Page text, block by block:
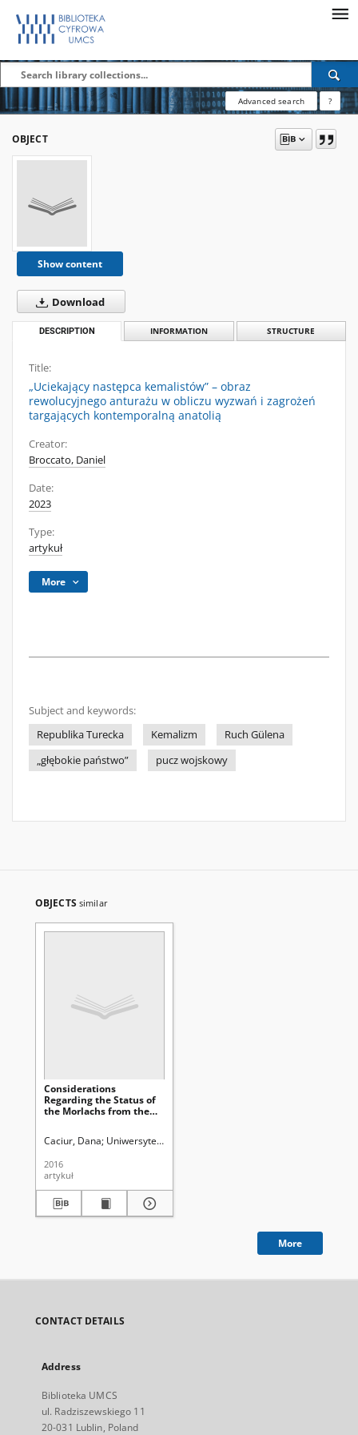
Advanced search ?
OBJECT
Show content
Download
DESCRIPTION INFORMATION STRUCTURE
Title:
„Uciekający następca kemalistów” – obraz
rewolucyjnego anturażu w obliczu wyzwań i zagrożeń
targających kontemporalną anatolią
Creator:
Broccato, Daniel
Date:
2023
Type:
artykuł
More
Subject and keywords:
Republika Turecka
Kemalizm
Ruch Gülena
„głębokie państwo”
pucz wojskowy
OBJECTS similar
Considerations
Regarding the Status of
the Morlachs from the
Century: Being Subjects
and Land Tenants of the
Venetian Republic
Caciur, Dana Uniwersytet Marii Curie-Skłodowskiej (Lublin). Instytut
2016
artykuł
More
CONTACT DETAILS
Address
Biblioteka UMCS
ul. Radziszewskiego 11
20-031 Lublin, Poland